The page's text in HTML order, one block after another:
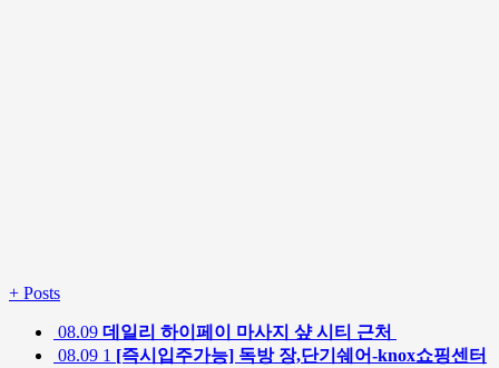
+ Posts
08.09 데일리 하이페이 마사지 샾 시티 근처
08.09 1 [즉시입주가능] 독방 장,단기쉐어-knox쇼핑센터